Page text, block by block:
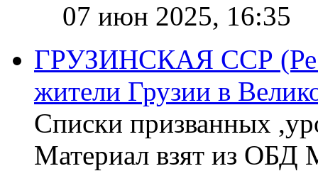
07 июн 2025, 16:35
ГРУЗИНСКАЯ ССР
жители Грузии в
Списки призванных
Материал взят из ОБД